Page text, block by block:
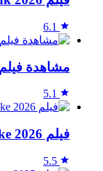
6.1
مشاهدة فيلم Lockbox 2026 مترجم اون لاين
5.1
فيلم Lucky Strike 2026 مترجم اون لاين
5.5